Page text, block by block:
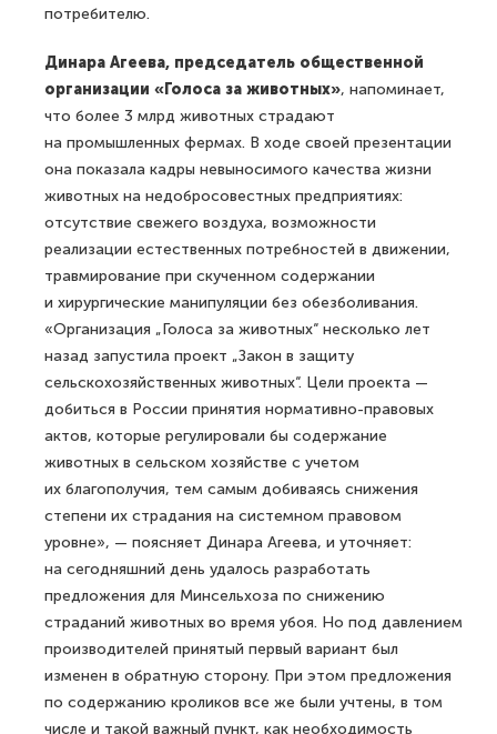
потребителю.
Динара Агеева, председатель общественной
организации «Голоса за животных», напоминает,
что более 3 млрд животных страдают
на промышленных фермах. В ходе своей презентации
она показала кадры невыносимого качества жизни
животных на недобросовестных предприятиях:
отсутствие свежего воздуха, возможности
реализации естественных потребностей в движении,
травмирование при скученном содержании
и хирургические манипуляции без обезболивания.
«Организация „Голоса за животных“ несколько лет
назад запустила проект „Закон в защиту
сельскохозяйственных животных“. Цели проекта —
добиться в России принятия нормативно-правовых
актов, которые регулировали бы содержание
животных в сельском хозяйстве с учетом
их благополучия, тем самым добиваясь снижения
степени их страдания на системном правовом
уровне», — поясняет Динара Агеева, и уточняет:
на сегодняшний день удалось разработать
предложения для Минсельхоза по снижению
страданий животных во время убоя. Но под давлением
производителей принятый первый вариант был
изменен в обратную сторону. При этом предложения
по содержанию кроликов все же были учтены, в том
числе и такой важный пункт, как необходимость